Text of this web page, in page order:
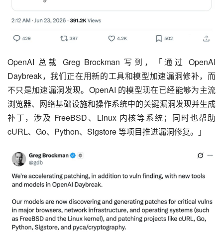
OpenAI 总裁 Greg Brockman 写到，「通过 OpenAI
Daybreak，我们正在用新的工具和模型加速漏洞修补，而
不只是加速漏洞发现。OpenAI 的模型现在已经能够为主流
浏览器、网络基础设施和操作系统中的关键漏洞发现并生成
补丁，涉及 FreeBSD、Linux 内核等系统；同时也帮助
cURL、Go、Python、Sigstore 等项目推进漏洞修复。」